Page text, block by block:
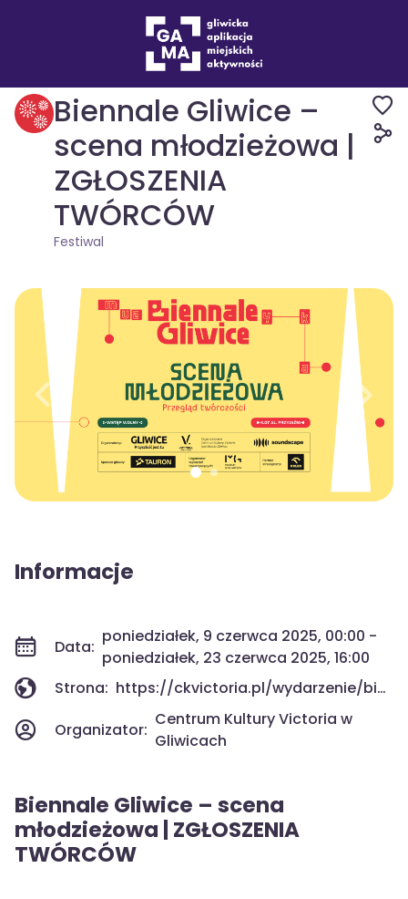
Festiwal
Biennale Gliwice –
scena młodzieżowa |
ZGŁOSZENIA
TWÓRCÓW
Festiwal
Informacje
Data:
poniedziałek, 9 czerwca 2025, 00:00 -
poniedziałek, 23 czerwca 2025, 16:00
Strona:
https://ckvictoria.pl/wydarzenie/biennale-gliwice-scena-mlodziezowa-zgloszenia-tworcow/
Organizator:
Centrum Kultury Victoria w
Gliwicach
Biennale Gliwice – scena
młodzieżowa | ZGŁOSZENIA
TWÓRCÓW